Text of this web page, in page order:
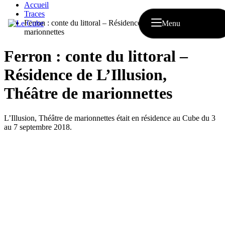
Menu
Accueil
Traces
Ferron : conte du littoral – Résidence de L’Illusion, Théâtre de
marionnettes
Ferron : conte du littoral –
Résidence de L’Illusion,
Théâtre de marionnettes
L’Illusion, Théâtre de marionnettes était en résidence au Cube du 3
au 7 septembre 2018.